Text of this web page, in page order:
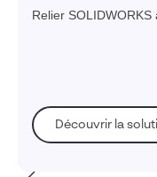
3DEXPERIENCE
Relier SOLIDWORKS
Découvrir la